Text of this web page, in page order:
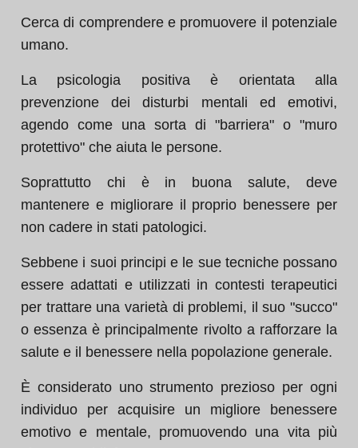
Cerca di comprendere e promuovere il potenziale
umano.
La psicologia positiva è orientata alla
prevenzione dei disturbi mentali ed emotivi,
agendo come una sorta di "barriera" o "muro
protettivo" che aiuta le persone.
Soprattutto chi è in buona salute, deve
mantenere e migliorare il proprio benessere per
non cadere in stati patologici.
Sebbene i suoi principi e le sue tecniche possano
essere adattati e utilizzati in contesti terapeutici
per trattare una varietà di problemi, il suo "succo"
o essenza è principalmente rivolto a rafforzare la
salute e il benessere nella popolazione generale.
È considerato uno strumento prezioso per ogni
individuo per acquisire un migliore benessere
emotivo e mentale, promuovendo una vita più